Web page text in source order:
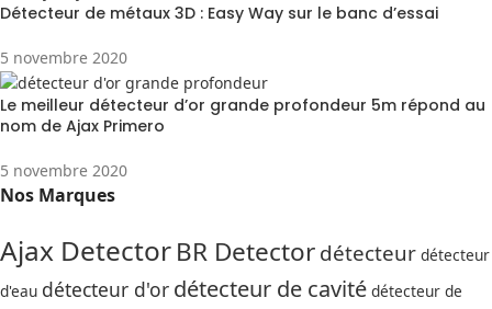
Détecteur de métaux 3D : Easy Way sur le banc d’essai
5 novembre 2020
Le meilleur détecteur d’or grande profondeur 5m répond au
nom de Ajax Primero
5 novembre 2020
Nos Marques
Ajax DetectorBR Detectordétecteur détecteur
d'eau détecteur d'or détecteur de cavité détecteur de